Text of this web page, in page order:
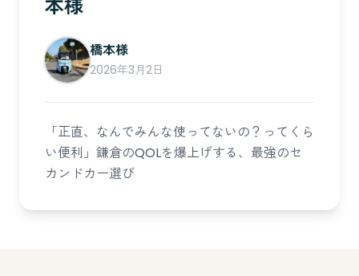
本様
橋本様
2026年3月2日
「正直、なんでみんな使ってないの？ってくら
い便利」鎌倉のQOLを爆上げする、最強のセ
カンドカー選び